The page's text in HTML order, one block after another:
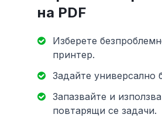
на PDF
Изберете
принтер.
Задайте универсално
Запазвайте и
повтарящи се задачи.